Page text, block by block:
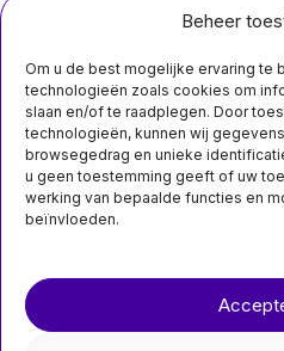
Beheer
Om u de best mogelijke ervaring te
technologieën zoals cookies om
slaan en/of te raadplegen. Door
technologieën, kunnen wij
browsegedrag en unieke
u geen toestemming geeft of uw
werking van bepaalde functies en
beïnvloeden.
augustus 3 14:50
Vesteda verslaat
in eerste helft van 2026
nieuwsimpuls.online
MIS HET NIET
Wingtech